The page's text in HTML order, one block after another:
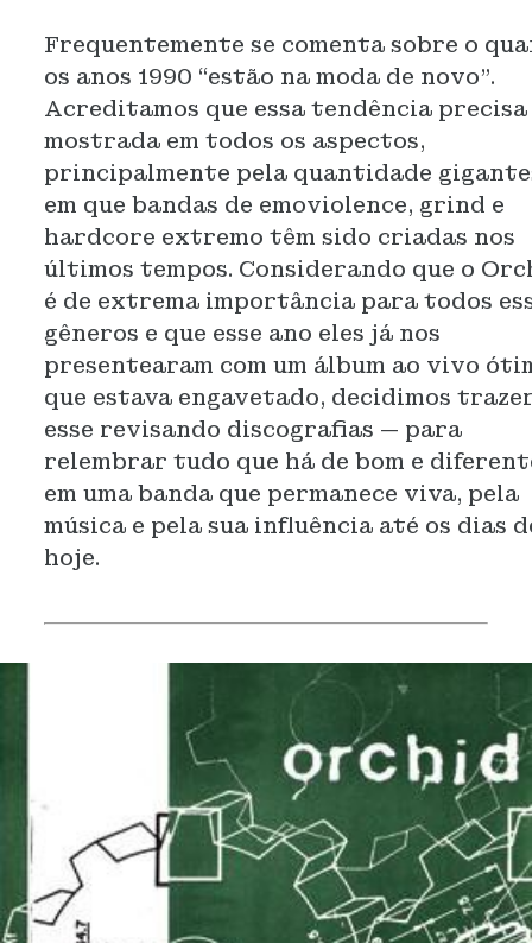
Frequentemente se comenta sobre o
os anos 1990 “estão na moda de novo”.
Acreditamos que essa tendência precisa
mostrada em todos os aspectos,
principalmente pela quantidade
em que bandas de emoviolence, grind e
hardcore extremo têm sido criadas nos
últimos tempos. Considerando que o
é de extrema importância para todos
gêneros e que esse ano eles já nos
presentearam com um álbum ao vivo
que estava engavetado, decidimos
esse revisando discografias — para
relembrar tudo que há de bom e
em uma banda que permanece viva, pela
música e pela sua influência até os dias
hoje.